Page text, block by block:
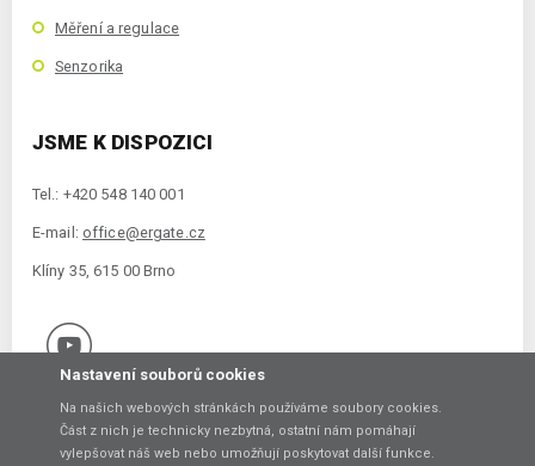
Měření a regulace
Senzorika
JSME K DISPOZICI
Tel.: +420 548 140 001
E-mail: office@ergate.cz
Klíny 35, 615 00 Brno
Nastavení souborů cookies
Na našich webových stránkách používáme soubory cookies.
Část z nich je technicky nezbytná, ostatní nám pomáhají
vylepšovat náš web nebo umožňují poskytovat další funkce.